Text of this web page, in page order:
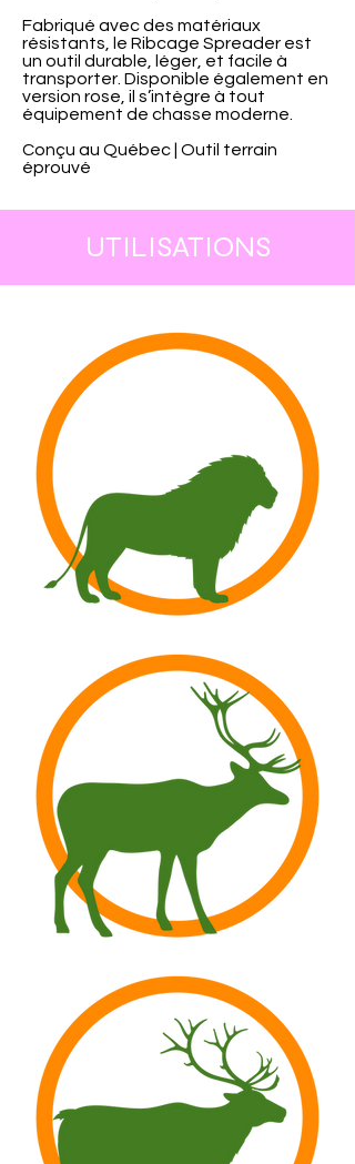
Fabriqué avec des matériaux
résistants, le Ribcage Spreader est
un outil durable, léger, et facile à
transporter. Disponible également en
version rose, il s’intègre à tout
équipement de chasse moderne.
Conçu au Québec | Outil terrain
éprouvé
UTILISATIONS